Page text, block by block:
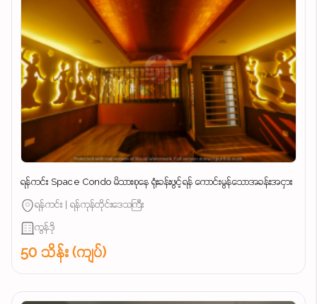
ရန်ကင်း Space Condo မိသားစုနေ ရုံးခန်းဖွင့်ရန် ကောင်းမွန်သောအခန်းအငှား
ရန်ကင်း | ရန်ကုန်တိုင်းဒေသကြီး
ကွန်ဒို
50 သိန်း (ကျပ်)